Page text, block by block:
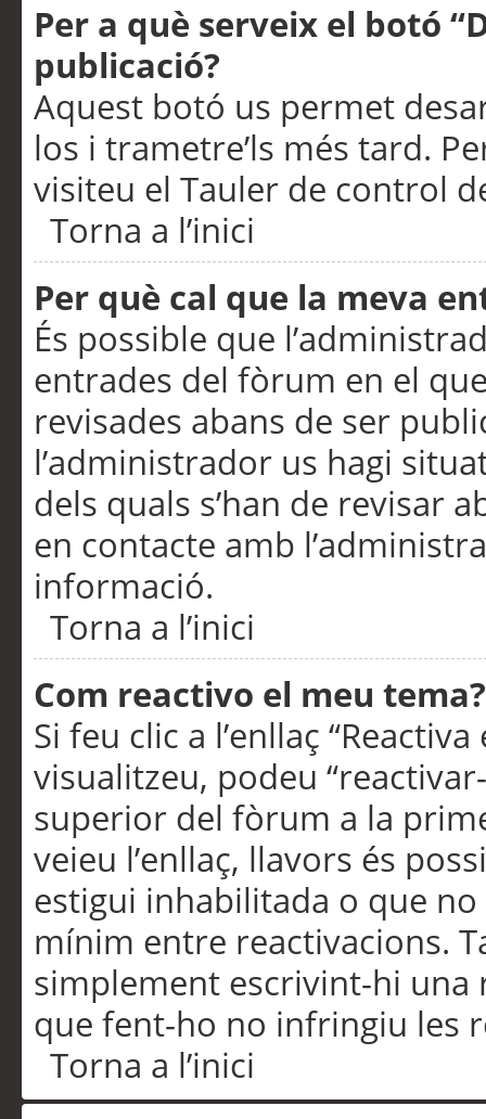
Per a què serveix el botó
publicació?
Aquest botó us permet
los i trametre’ls més tard.
visiteu el Tauler de control
Torna a l’inici
Per què cal que la meva
És possible que
entrades del fòrum en el
revisades abans de ser
l’administrador us hagi
dels quals s’han de revisar
en contacte amb
informació.
Torna a l’inici
Com reactivo el meu tema?
Si feu clic a l’enllaç
visualitzeu, podeu
superior del fòrum a la
veieu l’enllaç, llavors és
estigui inhabilitada o que
mínim entre reactivacions.
simplement escrivint-hi una
que fent-ho no infringiu les
Torna a l’inici